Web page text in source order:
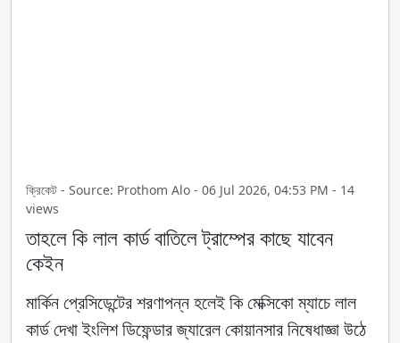
ক্রিকেট - Source: Prothom Alo - 06 Jul 2026, 04:53 PM - 14
views
তাহলে কি লাল কার্ড বাতিলে ট্রাম্পের কাছে যাবেন
কেইন
মার্কিন প্রেসিডেন্টের শরণাপন্ন হলেই কি মেক্সিকো ম্যাচে লাল
কার্ড দেখা ইংলিশ ডিফেন্ডার জ্যারেল কোয়ানসার নিষেধাজ্ঞা উঠে